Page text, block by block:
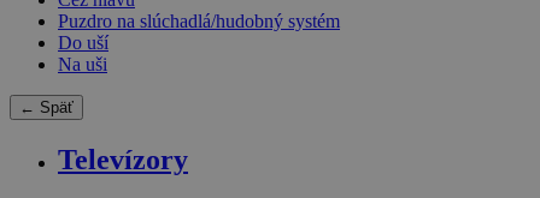
Puzdro na slúchadlá/hudobný systém
Do uší
Na uši
← Späť
Televízory